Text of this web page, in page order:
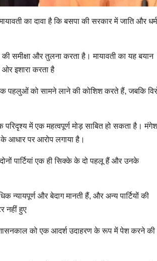
का दावा है कि बसपा की सरकार में जाति और
समीक्षा और तुलना करता है। मायावती का यह बयान
इशारा करता है
पहलुओं को सामने लाने की कोशिश करते हैं, जबकि
परिदृश्य में एक महत्वपूर्ण मोड़ साबित हो सकता है। मंगेश
आधार पर आरोप लगाया है।
पार्टियां एक ही सिक्के के दो पहलू हैं और उनके
न्यायपूर्ण और बेदाग मानती हैं, और अन्य पार्टियों की
नहीं हुए
को एक आदर्श उदाहरण के रूप में पेश करने की